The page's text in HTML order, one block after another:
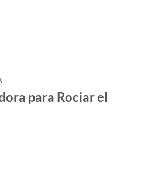
para Rociar el